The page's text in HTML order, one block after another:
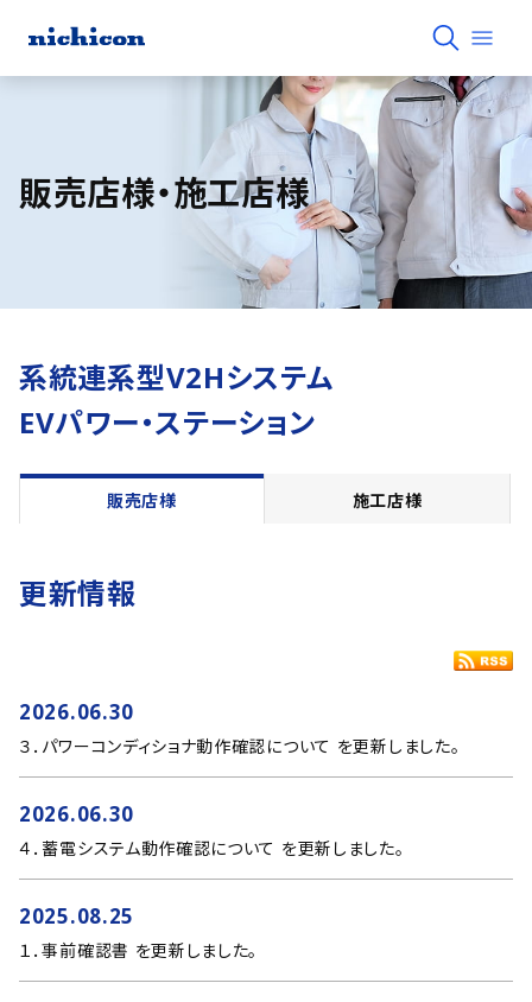
販売店様・施工店様
系統連系型V2Hシステム
EVパワー・ステーション
販売店様 施工店様
更新情報
2026.06.30
３．パワーコンディショナ動作確認について を更新しました。
2026.06.30
４．蓄電システム動作確認について を更新しました。
2025.08.25
１．事前確認書 を更新しました。